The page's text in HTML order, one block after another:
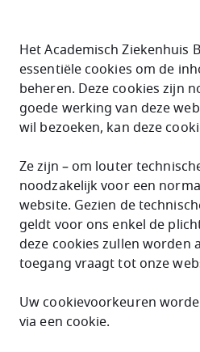
Het Academisch Ziekenhuis
essentiële cookies om de
beheren. Deze cookies zijn
goede werking van deze
wil bezoeken, kan deze
Ze zijn – om louter
noodzakelijk voor een
website. Gezien de
geldt voor ons enkel de
deze cookies zullen worden
toegang vraagt tot onze
Uw cookievoorkeuren
via een cookie.